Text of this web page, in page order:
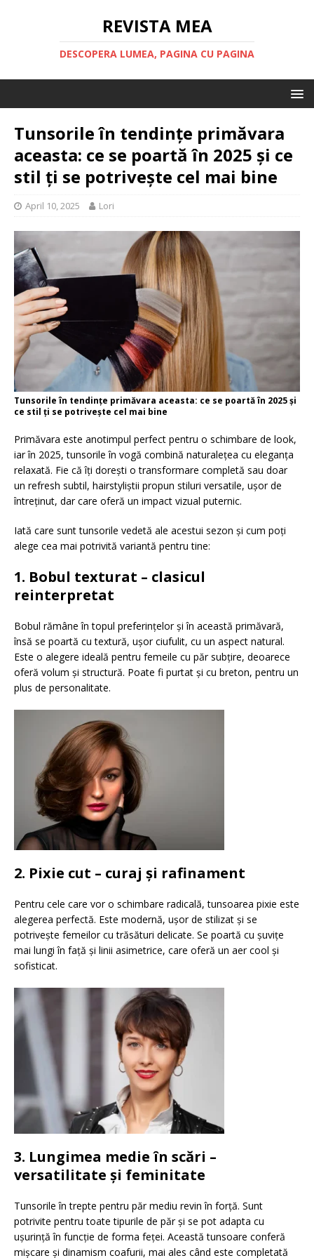
REVISTA MEA
DESCOPERA LUMEA, PAGINA CU PAGINA
Tunsorile în tendințe primăvara
aceasta: ce se poartă în 2025 și ce
stil ți se potrivește cel mai bine
April 10, 2025 Lori
Tunsorile în tendințe primăvara aceasta: ce se poartă în 2025 și
ce stil ți se potrivește cel mai bine
Primăvara este anotimpul perfect pentru o schimbare de look,
iar în 2025, tunsorile în vogă combină naturalețea cu eleganța
relaxată. Fie că îți dorești o transformare completă sau doar
un refresh subtil, hairstyliștii propun stiluri versatile, ușor de
întreținut, dar care oferă un impact vizual puternic.
Iată care sunt tunsorile vedetă ale acestui sezon și cum poți
alege cea mai potrivită variantă pentru tine:
1. Bobul texturat – clasicul
reinterpretat
Bobul rămâne în topul preferințelor și în această primăvară,
însă se poartă cu textură, ușor ciufulit, cu un aspect natural.
Este o alegere ideală pentru femeile cu păr subțire, deoarece
oferă volum și structură. Poate fi purtat și cu breton, pentru un
plus de personalitate.
2. Pixie cut – curaj și rafinament
Pentru cele care vor o schimbare radicală, tunsoarea pixie este
alegerea perfectă. Este modernă, ușor de stilizat și se
potrivește femeilor cu trăsături delicate. Se poartă cu șuvițe
mai lungi în față și linii asimetrice, care oferă un aer cool și
sofisticat.
3. Lungimea medie în scări –
versatilitate și feminitate
Tunsorile în trepte pentru păr mediu revin în forță. Sunt
potrivite pentru toate tipurile de păr și se pot adapta cu
ușurință în funcție de forma feței. Această tunsoare conferă
mișcare și dinamism coafurii, mai ales când este completată